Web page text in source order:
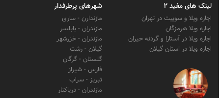
لینک های مفید 2
اجاره ویلا و سوییت در تهران
اجاره ویلا هرمزگان
اجاره ویلا در آستارا و گردنه حیران
اجاره ویلا در استان گیلان
شهرهای پرطرفدار
مازندارن - ساری
مازندران - بابلسر
مازندران - خزرشهر
گیلان - رشت
گلستان - گرگان
فارس - شیراز
تبریز - سراب
مازندران - دریاکنار